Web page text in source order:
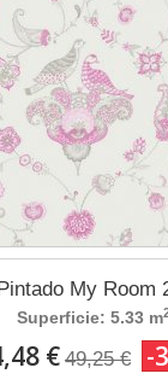
My Room
Superficie: 5.33 m
€ 49,25 € -